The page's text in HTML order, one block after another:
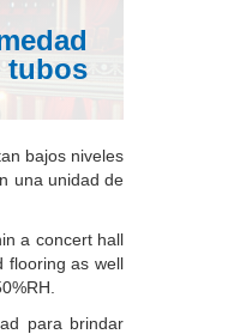
tubos
bajos niveles
una unidad de
a concert hall
flooring as well
para brindar